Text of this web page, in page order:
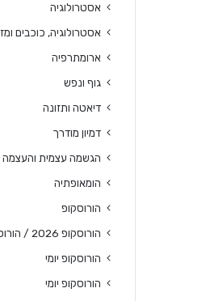
אסטרולוגיה
אסטרולוגיה, כוכבים
ארומתרפיה
גוף ונפש
דיאטה ותזונה
דמיון מודרך
הגשמה עצמית והעצמה
הומאופתיה
הורוסקופ
הורוסקופ 2026 / הורוסקופ שנתי 2026
הורוסקופ יומי
הורוסקופ יומי